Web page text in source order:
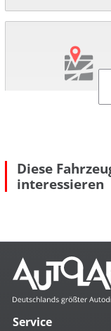
Komfort
2- Zonen
4x el.
Diese
interessieren
Service